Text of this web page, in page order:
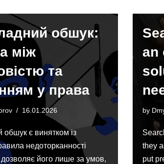
обшук:
між
та
у права
16.01.2026
обшук є винятком із
недоторканності
його лише за умов,
an
by
they
put